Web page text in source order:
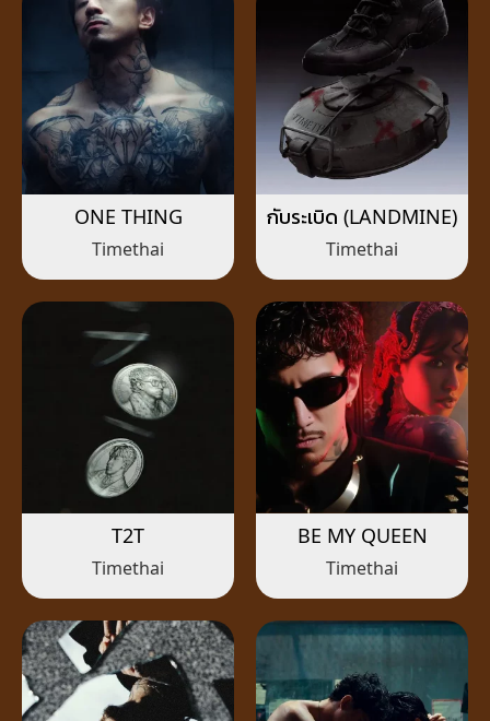
ONE THING
Timethai
กับระเบิด (LANDMINE)
Timethai
T2T
Timethai
BE MY QUEEN
Timethai